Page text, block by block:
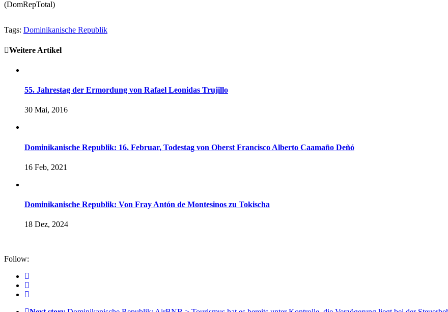
(DomRepTotal)
Tags: Dominikanische Republik
Weitere Artikel
55. Jahrestag der Ermordung von Rafael Leonidas Trujillo
30 Mai, 2016
Dominikanische Republik: 16. Februar, Todestag von Oberst Francisco Alberto Caamaño Deñó
16 Feb, 2021
Dominikanische Republik: Von Fray Antón de Montesinos zu Tokischa
18 Dez, 2024
Follow: